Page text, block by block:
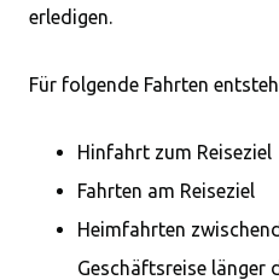
erledigen.
Für folgende Fahrten
Hinfahrt zum Reiseziel
Fahrten am Reiseziel
Heimfahrten
Geschäftsreise länger